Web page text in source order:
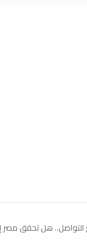
هل تحقق مصر إنجازًا